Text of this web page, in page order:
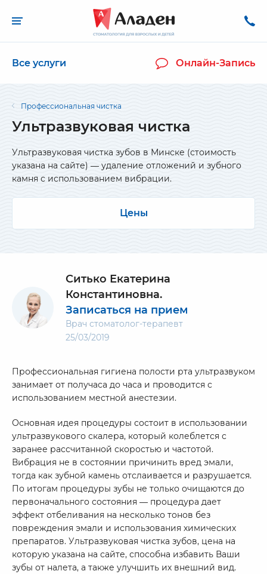
Все услуги Онлайн-Запись
Профессиональная чистка
Ультразвуковая чистка
Ультразвуковая чистка зубов в Минске (стоимость
указана на сайте) — удаление отложений и зубного
камня с использованием вибрации.
Цены
Ситько Екатерина
Константиновна.
Записаться на прием
Врач стоматолог-терапевт
25/03/2019
Профессиональная гигиена полости рта ультразвуком
занимает от получаса до часа и проводится с
использованием местной анестезии.
Основная идея процедуры состоит в использовании
ультразвукового скалера, который колеблется с
заранее рассчитанной скоростью и частотой.
Вибрация не в состоянии причинить вред эмали,
тогда как зубной камень отслаивается и разрушается.
По итогам процедуры зубы не только очищаются до
первоначального состояния — процедура дает
эффект отбеливания на несколько тонов без
повреждения эмали и использования химических
препаратов. Ультразвуковая чистка зубов, цена на
которую указана на сайте, способна избавить Ваши
зубы от налета, а также улучшить их внешний вид.